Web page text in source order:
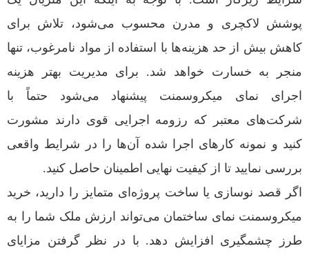
پوشش لاکچری و مدرن محسوب می‌شود، تلاش برای
کاهش بیش از حد هزینه‌ها با استفاده از مواد نامرغوب، تنها
منجر به خسارت خواهد شد. برای مدیریت بهتر هزینه
اجرای نمای میکروسمنت پیشنهاد می‌شود حتماً با
شرکت‌های معتبر که رزومه اجرایی قوی دارند مشورت
کنید و نمونه کارهای اجرا شده آن‌ها را در شرایط واقعی
بررسی نمایید تا از کیفیت نهایی اطمینان حاصل کنید.
اگر قصد نوسازی یا ساخت پروژه‌ای متمایز را دارید، خرید
میکروسمنت نمای ساختمان می‌تواند ارزش ملک شما را به
طرز چشمگیری افزایش دهد. با در نظر گرفتن مزایای